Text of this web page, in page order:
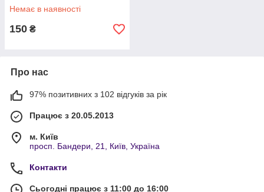
Немає в наявності
150 ₴
Про нас
97% позитивних з 102 відгуків за рік
Працює з 20.05.2013
м. Київ
просп. Бандери, 21, Київ, Україна
Контакти
Сьогодні працює з 11:00 до 16:00